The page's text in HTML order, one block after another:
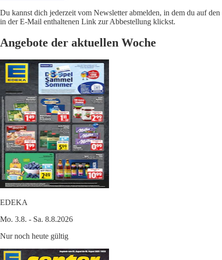
Du kannst dich jederzeit vom Newsletter abmelden, in dem du auf den
in der E-Mail enthaltenen Link zur Abbestellung klickst.
Angebote der aktuellen Woche
EDEKA
Mo. 3.8. - Sa. 8.8.2026
Nur noch heute gültig